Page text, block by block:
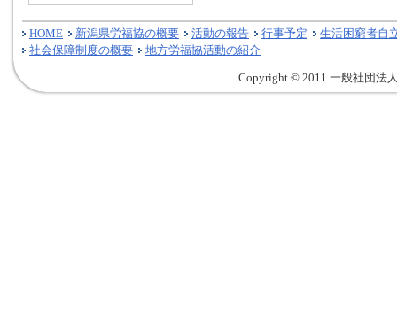
HOME 新潟県労福協の概要 活動の報告 行事予定
生活困窮者自
社会保障制度の概要
地方労福協活動の紹介
Copyright © 2011 一般社団法